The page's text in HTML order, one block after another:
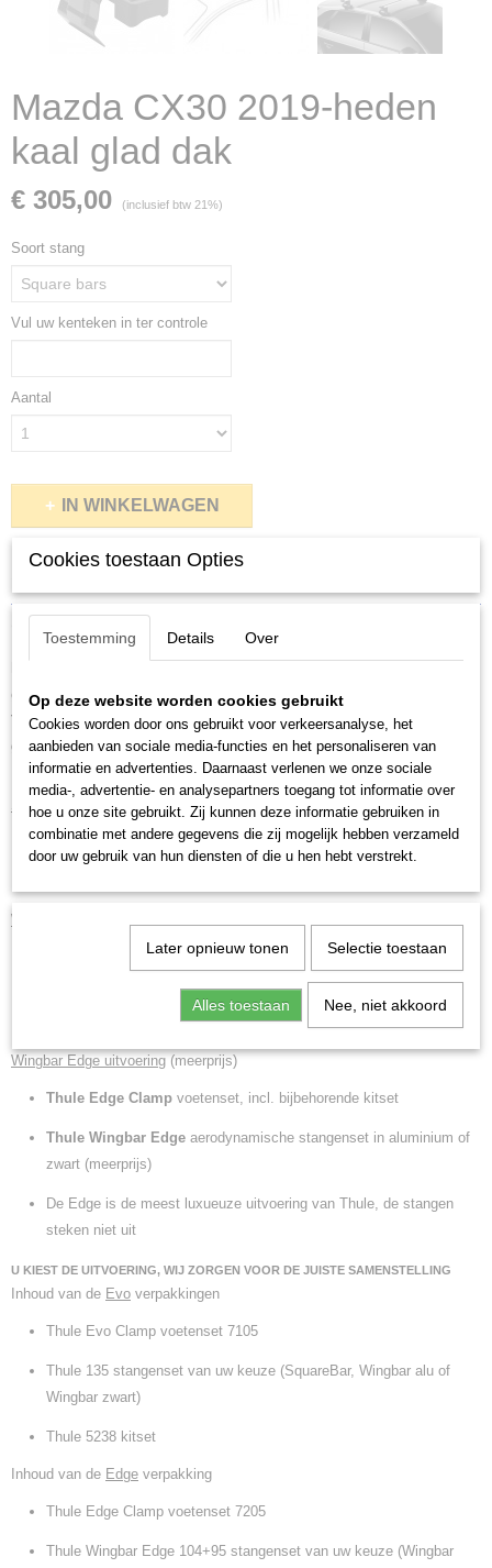
Mazda CX30 2019-heden
kaal glad dak
€ 305,00 (inclusief btw 21%)
Soort stang
Vul uw kenteken in ter controle
Aantal
IN WINKELWAGEN
Productcode
7105+135+5238
glad dak.
Thule set dakdragers voor montage in de deursponning. Veilig en
gegarandeerde pasvorm.
Standaard uitvoering
Thule Evo Clamp voetenset, incl. bijbehorende kitset
Wingbar Evo uitvoering
Thule Evo Clampvoetenset, incl. bijbehorende kitset
stille en veilige stangenset in aluminium of
Wingbar Edge uitvoering (meerprijs)
Thule Edge Clamp voetenset, incl. bijbehorende kitset
Thule Wingbar Edge aerodynamische stangenset in aluminium of
zwart (meerprijs)
De Edge is de meest luxueuze uitvoering van Thule, de stangen
steken niet uit
U KIEST DE UITVOERING, WIJ ZORGEN VOOR DE JUISTE SAMENSTELLING
Inhoud van de Evo verpakkingen
Thule Evo Clamp voetenset 7105
Thule 135 stangenset van uw keuze (SquareBar, Wingbar alu of
Wingbar zwart)
Thule 5238 kitset
Inhoud van de Edge verpakking
Thule Edge Clamp voetenset 7205
Thule Wingbar Edge 104+95 stangenset van uw keuze (Wingbar
Cookies toestaan Opties
Toestemming Details Over
Op deze website worden cookies gebruikt
Cookies worden door ons gebruikt voor verkeersanalyse, het
aanbieden van sociale media-functies en het personaliseren van
informatie en advertenties. Daarnaast verlenen we onze sociale
media-, advertentie- en analysepartners toegang tot informatie over
hoe u onze site gebruikt. Zij kunnen deze informatie gebruiken in
combinatie met andere gegevens die zij mogelijk hebben verzameld
door uw gebruik van hun diensten of die u hen hebt verstrekt.
Later opnieuw tonen Selectie toestaan
Alles toestaan Nee, niet akkoord